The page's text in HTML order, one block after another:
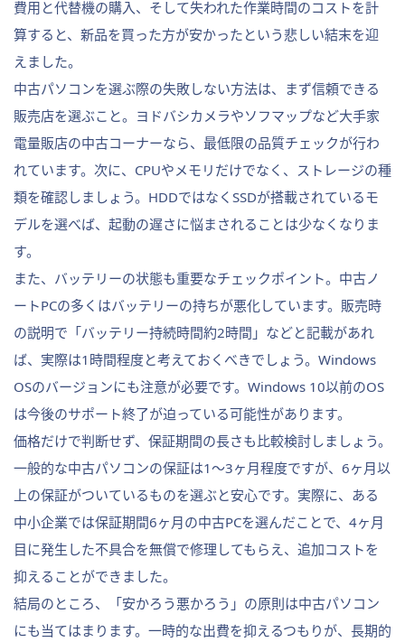
費用と代替機の購入、そして失われた作業時間のコストを計
算すると、新品を買った方が安かったという悲しい結末を迎
えました。
中古パソコンを選ぶ際の失敗しない方法は、まず信頼できる
販売店を選ぶこと。ヨドバシカメラやソフマップなど大手家
電量販店の中古コーナーなら、最低限の品質チェックが行わ
れています。次に、CPUやメモリだけでなく、ストレージの種
類を確認しましょう。HDDではなくSSDが搭載されているモ
デルを選べば、起動の遅さに悩まされることは少なくなりま
す。
また、バッテリーの状態も重要なチェックポイント。中古ノ
ートPCの多くはバッテリーの持ちが悪化しています。販売時
の説明で「バッテリー持続時間約2時間」などと記載があれ
ば、実際は1時間程度と考えておくべきでしょう。Windows
OSのバージョンにも注意が必要です。Windows 10以前のOS
は今後のサポート終了が迫っている可能性があります。
価格だけで判断せず、保証期間の長さも比較検討しましょう。
一般的な中古パソコンの保証は1〜3ヶ月程度ですが、6ヶ月以
上の保証がついているものを選ぶと安心です。実際に、ある
中小企業では保証期間6ヶ月の中古PCを選んだことで、4ヶ月
目に発生した不具合を無償で修理してもらえ、追加コストを
抑えることができました。
結局のところ、「安かろう悪かろう」の原則は中古パソコン
にも当てはまります。一時的な出費を抑えるつもりが、長期的